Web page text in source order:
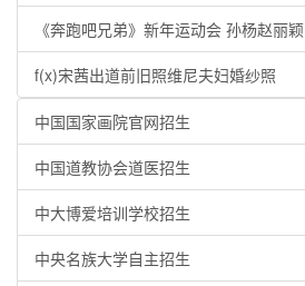
《奔跑吧兄弟》新年运动会 孙杨赵丽颖
f(x)宋茜出道前旧照维尼夫妇婚纱照
中国国家画院官网招生
中国道教协会道医招生
中大博爱培训学校招生
中央名族大学自主招生